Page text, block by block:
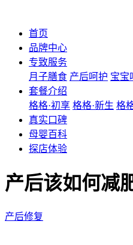
首页
品牌中心
专致服务
月子膳食 产后呵护 宝宝
套餐介绍
格格·初享 格格·新生 格
真实口碑
母婴百科
探店体验
产后该如何减
产后修复